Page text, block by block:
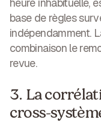
heure inhabituelle,
base de règles
indépendamment.
combinaison le
revue.
3. La
cross-